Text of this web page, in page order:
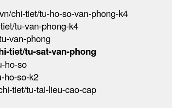
chi-tiet/tu-ho-so-van-phong-k4
tu-van-phong-k4
van-phong
tiet/tu-sat-van-phong
ho-so
ho-so-k2
tiet/tu-tai-lieu-cao-cap